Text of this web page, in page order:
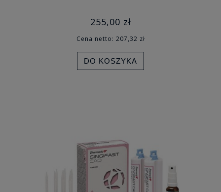
255,00 zł
Cena netto: 207,32 zł
DO KOSZYKA